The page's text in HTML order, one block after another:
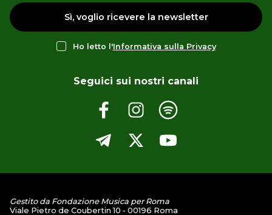
Sì, voglio ricevere la newsletter
Ho letto l'Informativa sulla Privacy
Seguici sui nostri canali
Gestito da Fondazione Musica per Roma
Viale Pietro de Coubertin 10 - 00196 Roma